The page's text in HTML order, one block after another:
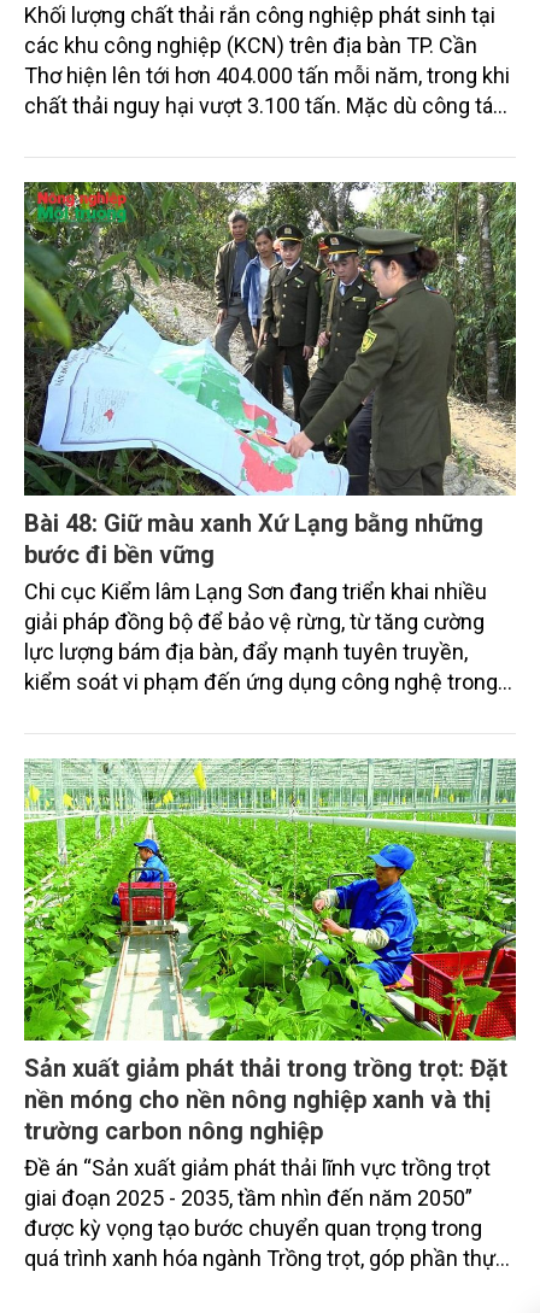
Khối lượng chất thải rắn công nghiệp phát sinh tại
các khu công nghiệp (KCN) trên địa bàn TP. Cần
Thơ hiện lên tới hơn 404.000 tấn mỗi năm, trong khi
chất thải nguy hại vượt 3.100 tấn. Mặc dù công tác
đúng quy định, nhưng việc thiếu các cơ sở xử lý đạt
chuẩn tại địa phương và khu vực Đồng bằng sông
Cửu Long (ĐBSCL) đang đặt ra nhiều thách thức đối
với mục tiêu phát triển công nghiệp xanh, bền vững.
Những chỉ đạo mới của lãnh đạo thành phố được kỳ
vọng sẽ góp phần tháo gỡ điểm nghẽn này, hướng
tới xây dựng các KCN sạch, sinh thái trong giai
đoạn tới.
Bài 48: Giữ màu xanh Xứ Lạng bằng những
bước đi bền vững
Chi cục Kiểm lâm Lạng Sơn đang triển khai nhiều
giải pháp đồng bộ để bảo vệ rừng, từ tăng cường
lực lượng bám địa bàn, đẩy mạnh tuyên truyền,
kiểm soát vi phạm đến ứng dụng công nghệ trong
Sản xuất giảm phát thải trong trồng trọt: Đặt
nền móng cho nền nông nghiệp xanh và thị
trường carbon nông nghiệp
Đề án “Sản xuất giảm phát thải lĩnh vực trồng trọt
giai đoạn 2025 - 2035, tầm nhìn đến năm 2050”
được kỳ vọng tạo bước chuyển quan trọng trong
quá trình xanh hóa ngành Trồng trọt, góp phần thực